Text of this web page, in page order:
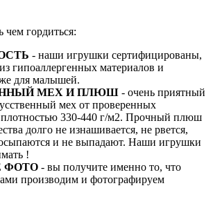
чем гордиться:
- наши игрушки сертифицированы,
гипоаллергенных материалов и
для малышей.
МЕХ И ПЛЮШ - очень приятный
мех от проверенных
плотностью 330-440 г/м2. Прочный плюш
долго не изнашивается, не рвется,
и не выпадают. Наши игрушки
!
ФОТО - вы получите именно то, что
производим и фотографируем